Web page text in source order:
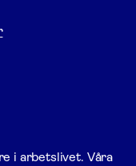
i arbetslivet. Våra